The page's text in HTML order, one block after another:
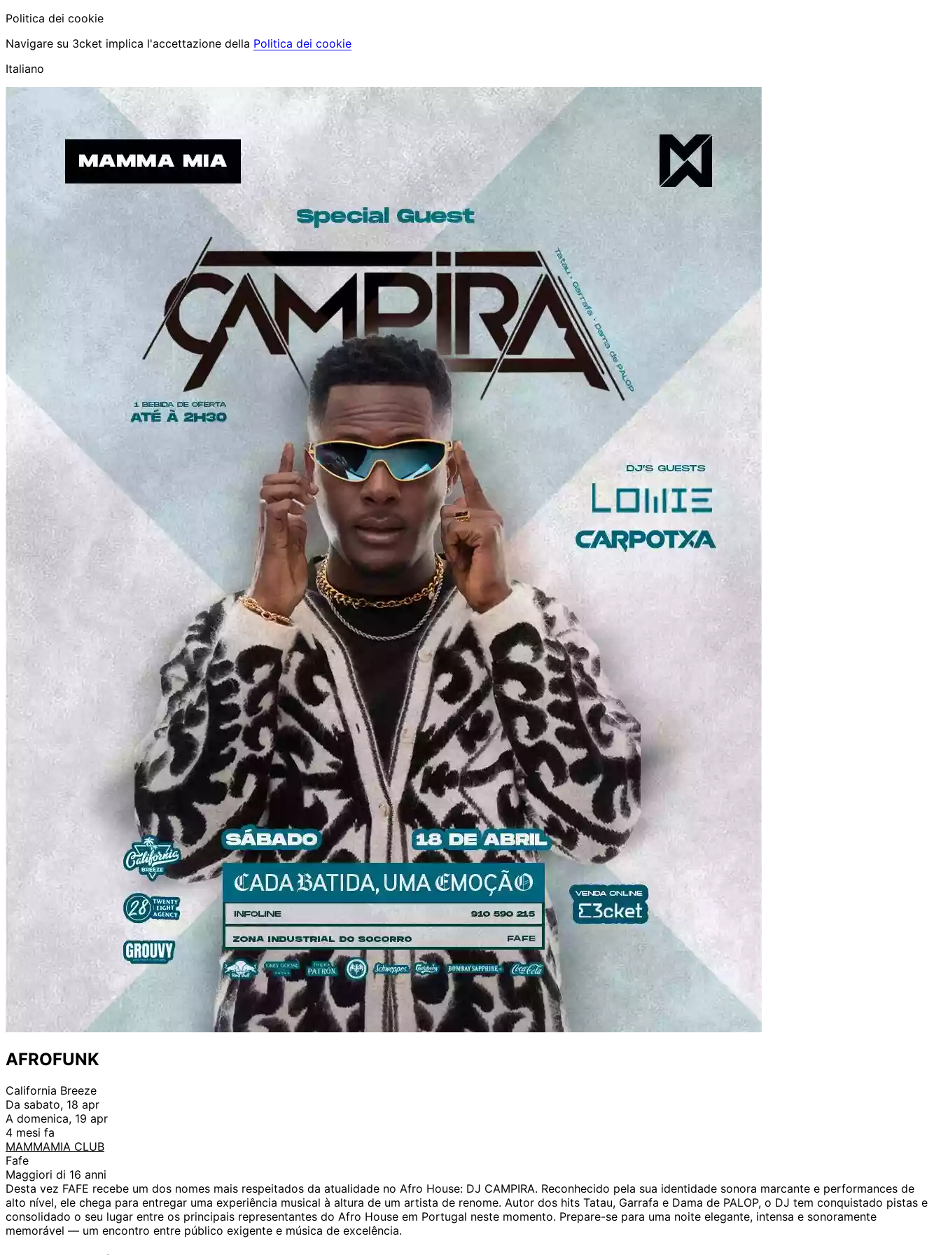
Politica dei cookie
Navigare su 3cket implica l'accettazione della Politica dei cookie
Italiano
AFROFUNK
California Breeze
Da sabato, 18 apr
A domenica, 19 apr
4 mesi fa
MAMMAMIA CLUB
Fafe
Maggiori di 16 anni
Desta vez FAFE recebe um dos nomes mais respeitados da atualidade no Afro House: DJ CAMPIRA. Reconhecido pela sua identidade sonora marcante e performances de
alto nível, ele chega para entregar uma experiência musical à altura de um artista de renome. Autor dos hits Tatau, Garrafa e Dama de PALOP, o DJ tem conquistado pistas e
consolidado o seu lugar entre os principais representantes do Afro House em Portugal neste momento. Prepare-se para uma noite elegante, intensa e sonoramente
memorável — um encontro entre público exigente e música de excelência.